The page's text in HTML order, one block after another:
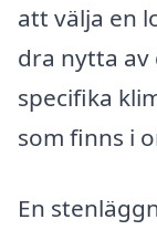
att välja en
dra nytta av
specifika
som finns i
En